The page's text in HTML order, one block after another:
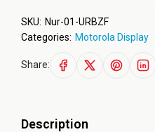
SKU: Nur-01-URBZF
Categories: Motorola Display
Share:
Description